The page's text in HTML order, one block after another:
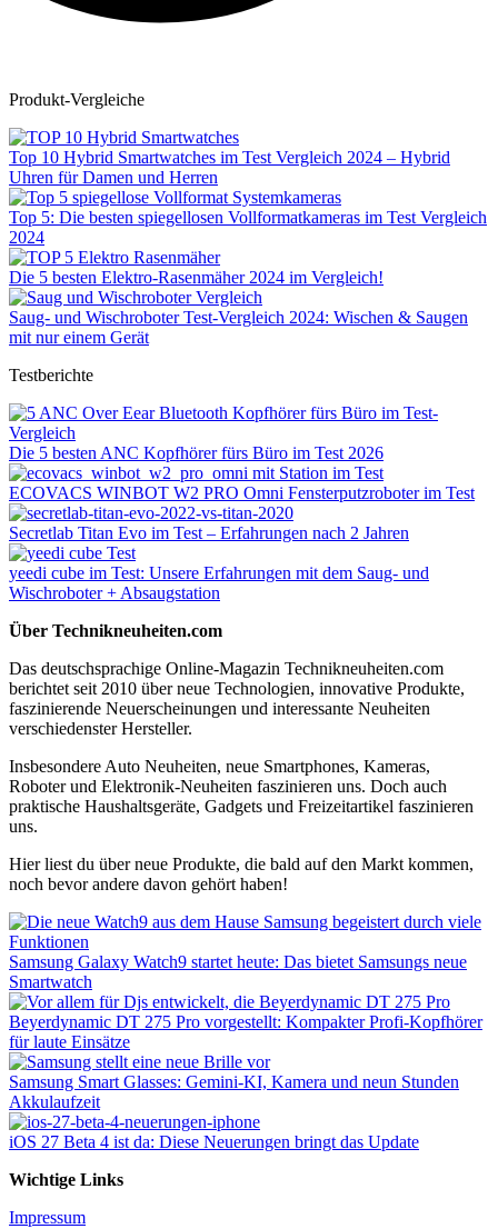
Produkt-Vergleiche
Top 10 Hybrid Smartwatches im Test Vergleich 2024 – Hybrid
Uhren für Damen und Herren
Top 5: Die besten spiegellosen Vollformatkameras im Test Vergleich
2024
Die 5 besten Elektro-Rasenmäher 2024 im Vergleich!
Saug- und Wischroboter Test-Vergleich 2024: Wischen & Saugen
mit nur einem Gerät
Testberichte
Die 5 besten ANC Kopfhörer fürs Büro im Test 2026
ECOVACS WINBOT W2 PRO Omni Fensterputzroboter im Test
Secretlab Titan Evo im Test – Erfahrungen nach 2 Jahren
yeedi cube im Test: Unsere Erfahrungen mit dem Saug- und
Wischroboter + Absaugstation
Über Technikneuheiten.com
Das deutschsprachige Online-Magazin Technikneuheiten.com
berichtet seit 2010 über neue Technologien, innovative Produkte,
faszinierende Neuerscheinungen und interessante Neuheiten
verschiedenster Hersteller.
Insbesondere Auto Neuheiten, neue Smartphones, Kameras,
Roboter und Elektronik-Neuheiten faszinieren uns. Doch auch
praktische Haushaltsgeräte, Gadgets und Freizeitartikel faszinieren
uns.
Hier liest du über neue Produkte, die bald auf den Markt kommen,
noch bevor andere davon gehört haben!
Samsung Galaxy Watch9 startet heute: Das bietet Samsungs neue
Smartwatch
Beyerdynamic DT 275 Pro vorgestellt: Kompakter Profi-Kopfhörer
für laute Einsätze
Samsung Smart Glasses: Gemini-KI, Kamera und neun Stunden
Akkulaufzeit
iOS 27 Beta 4 ist da: Diese Neuerungen bringt das Update
Wichtige Links
Impressum